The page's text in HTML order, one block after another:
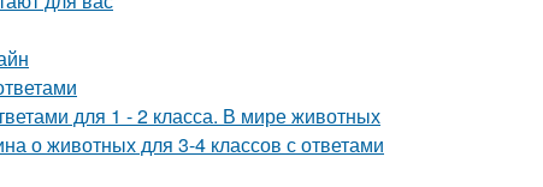
для 1 - 2 класса. В мире животных
о животных для 3-4 классов с ответами